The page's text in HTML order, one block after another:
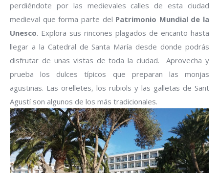
perdiéndote por las medievales calles de esta ciudad
medieval que forma parte del Patrimonio Mundial de la
Unesco. Explora sus rincones plagados de encanto hasta
llegar a la Catedral de Santa María desde donde podrás
disfrutar de unas vistas de toda la ciudad. Aprovecha y
prueba los dulces típicos que preparan las monjas
agustinas. Las orelletes, los rubiols y las galletas de Sant
Agustí son algunos de los más tradicionales.